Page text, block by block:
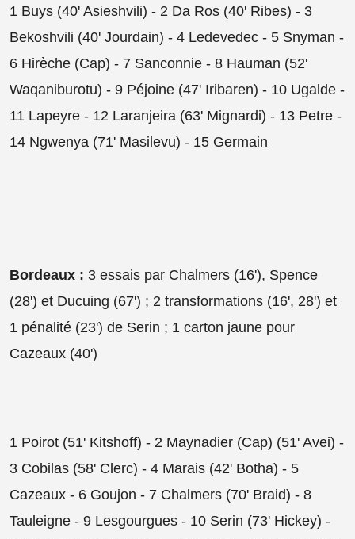
1 Buys (40' Asieshvili) - 2 Da Ros (40' Ribes) - 3
Bekoshvili (40' Jourdain) - 4 Ledevedec - 5 Snyman -
6 Hirèche (Cap) - 7 Sanconnie - 8 Hauman (52'
Waqaniburotu) - 9 Péjoine (47' Iribaren) - 10 Ugalde -
11 Lapeyre - 12 Laranjeira (63' Mignardi) - 13 Petre -
14 Ngwenya (71' Masilevu) - 15 Germain
Bordeaux : 3 essais par Chalmers (16'), Spence
(28') et Ducuing (67') ; 2 transformations (16', 28') et
1 pénalité (23') de Serin ; 1 carton jaune pour
Cazeaux (40')
1 Poirot (51' Kitshoff) - 2 Maynadier (Cap) (51' Avei) -
3 Cobilas (58' Clerc) - 4 Marais (42' Botha) - 5
Cazeaux - 6 Goujon - 7 Chalmers (70' Braid) - 8
Tauleigne - 9 Lesgourgues - 10 Serin (73' Hickey) -